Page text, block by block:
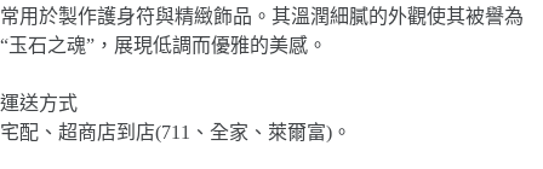
常用於製作護身符與精緻飾品。其溫潤細膩的外觀使其被譽為
“玉石之魂”，展現低調而優雅的美感。
運送方式
宅配、超商店到店(711、全家、萊爾富)。